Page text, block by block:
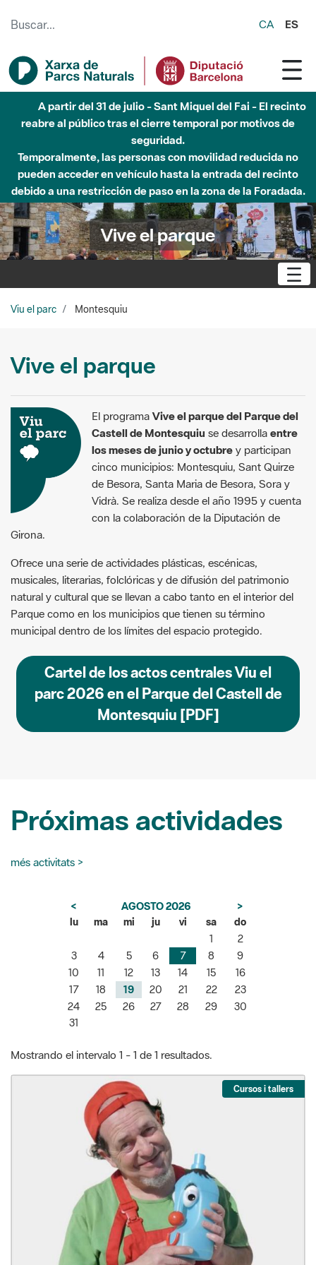
CA ES
A partir del 31 de julio - Sant Miquel del Fai - El recinto
reabre al público tras el cierre temporal por motivos de
seguridad.
Temporalmente, las personas con movilidad reducida no
pueden acceder en vehículo hasta la entrada del recinto
debido a una restricción de paso en la zona de la Foradada.
Vive el parque
Viu el parc Montesquiu
Vive el parque
El programaVive el parque del Parque del
Castell de Montesquiu se desarrolla entre
los meses de junio y octubre y participan
cinco municipios: Montesquiu, Sant Quirze
de Besora, Santa Maria de Besora, Sora y
Vidrà. Se realiza desde el año 1995 y cuenta
con la colaboración de la Diputación de
Girona.
Ofrece una serie de actividades plásticas, escénicas,
musicales, literarias, folclóricas y de difusión del patrimonio
natural y cultural que se llevan a cabo tanto en el interior del
Parque como en los municipios que tienen su término
municipal dentro de los límites del espacio protegido.
Cartel de los actos centrales Viu el
parc 2026 en el Parque del Castell de
Montesquiu [PDF]
Próximas actividades
més activitats >
< AGOSTO 2026
>
lu
ma mi ju vi sa
do
1
2
3
4 5 6 7 8
9
10
11 12 13 14 15
16
17
18 19 20 21 22
23
24
25 26 27 28 29
30
31
Mostrando el intervalo 1 - 1 de 1 resultados.
Cursos i tallers